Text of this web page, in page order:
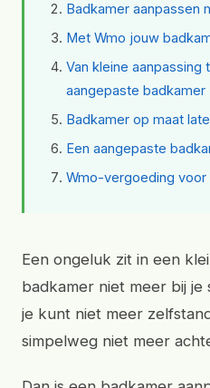
Badkamer aanpassen
Met Wmo jouw
Van kleine
aangepaste badkamer
Badkamer op maat
Een aangepaste
Wmo-vergoeding voor
Een ongeluk zit in een
badkamer niet meer bij je
je kunt niet meer
simpelweg niet meer